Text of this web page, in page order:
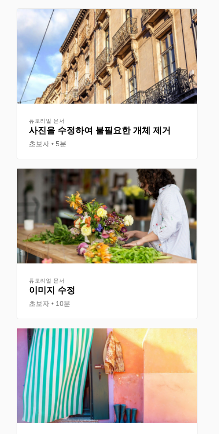
튜토리얼 문서
사진을 수정하여 불필요한 개체 제거
초보자 5분
튜토리얼 문서
이미지 수정
초보자 10분